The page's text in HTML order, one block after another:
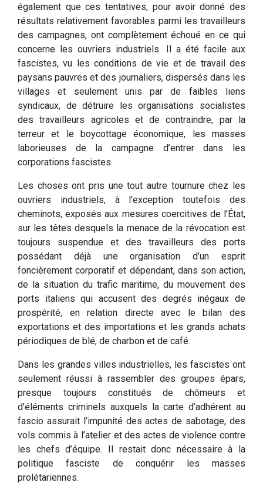
également que ces tentatives, pour avoir donné des
résultats relativement favorables parmi les travailleurs
des campagnes, ont complètement échoué en ce qui
concerne les ouvriers industriels. Il a été facile aux
fascistes, vu les conditions de vie et de travail des
paysans pauvres et des journaliers, dispersés dans les
villages et seulement unis par de faibles liens
syndicaux, de détruire les organisations socialistes
des travailleurs agricoles et de contraindre, par la
terreur et le boycottage économique, les masses
laborieuses de la campagne d’entrer dans les
corporations fascistes.
Les choses ont pris une tout autre tournure chez les
ouvriers industriels, à l’exception toutefois des
cheminots, exposés aux mesures coercitives de l’État,
sur les têtes desquels la menace de la révocation est
toujours suspendue et des travailleurs des ports
possédant déjà une organisation d’un esprit
foncièrement corporatif et dépendant, dans son action,
de la situation du trafic maritime, du mouvement des
ports italiens qui accusent des degrés inégaux de
prospérité, en relation directe avec le bilan des
exportations et des importations et les grands achats
périodiques de blé, de charbon et de café.
Dans les grandes villes industrielles, les fascistes ont
seulement réussi à rassembler des groupes épars,
presque toujours constitués de chômeurs et
d’éléments criminels auxquels la carte d’adhérent au
fascio assurait l’impunité des actes de sabotage, des
vols commis à l’atelier et des actes de violence contre
les chefs d’équipe. Il restait donc nécessaire à la
politique fasciste de conquérir les masses
prolétariennes.